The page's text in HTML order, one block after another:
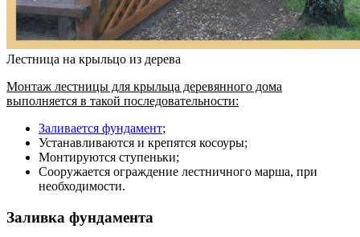
Лестница на крыльцо из дерева
Монтаж лестницы для крыльца деревянного дома
выполняется в такой последовательности:
Заливается фундамент;
Устанавливаются и крепятся косоуры;
Монтируются ступеньки;
Сооружается ограждение лестничного марша, при
необходимости.
Заливка фундамента